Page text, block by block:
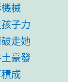
械
子力
走她
豪發
成